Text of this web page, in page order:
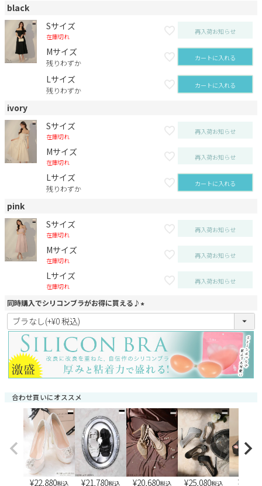
black
Sサイズ
在庫切れ
再入荷お知らせ
Mサイズ
残りわずか カートに入れる
Lサイズ
残りわずか カートに入れる
ivory
Sサイズ
在庫切れ
再入荷お知らせ
Mサイズ
在庫切れ
再入荷お知らせ
Lサイズ
残りわずか カートに入れる
pink
Sサイズ
在庫切れ
再入荷お知らせ
Mサイズ
在庫切れ
再入荷お知らせ
Lサイズ
在庫切れ
再入荷お知らせ
同時購入でシリコンブラがお得に買える♪
(
須
)
合わせ買いにオススメ
¥22,880税込 ¥21,780税込 ¥20,680税込 ¥25,080税込 ¥